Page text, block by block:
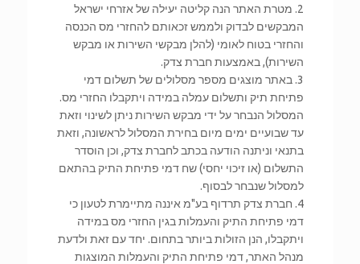
2. מטרת האתר הנה קליטה יעילה של אזרחי ישראל
המבקשים לבדוק ולממש זכאותם להחזרי מס הכנסה
והחזרי בטוח לאומי (להלן מבקשי השירות או מבקש
השירות), באמצעות חברת צדק.
3. באתר מוצגים מספר מסלולים של תשלום דמי
פתיחת תיק ותשלום עמלה במידה ויתקבלו החזרי מס.
המסלול הנבחר על ידי מבקש השירות ניתן לשינוי וזאת
עד שבועיים ימים מיום בחירת המסלול לראשונה, וזאת
בתנאי וניתנה הודעה בכתב לחברת צדק, וכן הוסדר
התשלום (או זיכוי יחסי) שח דמי פתיחת התיק בהתאם
למסלול שנבחר לבסוף.
4. חברת צדק תרדוף בע"מ איננה מתיימרת לטעון כי
דמי פתיחת התיק והעמלות בגין החזרי מס במידה
ויתקבלו, הנן הזולות ביותר בתחום. יחד עם זאת ולדעת
מנהל האתר, דמי פתיחת התיק והעמלות המוצגות